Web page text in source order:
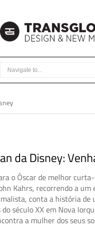
da Disney:
o Óscar de melhor
Kahrs, recorrendo a
conta a história de
do século XX em Nova
a mulher dos seus